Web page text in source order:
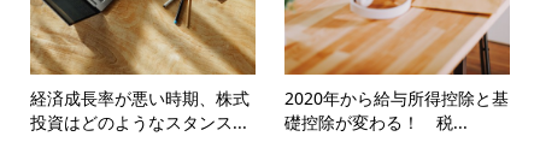
経済成長率が悪い時期、株式
投資はどのようなスタンス...
2020年から給与所得控除と基
礎控除が変わる！ 税...